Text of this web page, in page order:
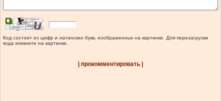
Код состоит из цифр и латинских букв, изображенных на картинке. Для перезагрузки
кода кликните на картинке.
| прокомментировать |